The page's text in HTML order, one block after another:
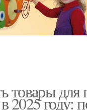
товары для
2025 году: